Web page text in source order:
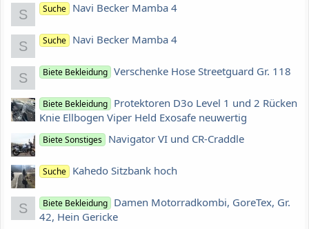
S Suche Navi Becker Mamba 4
S Suche Navi Becker Mamba 4
S Biete Bekleidung Verschenke Hose Streetguard Gr. 118
Biete Bekleidung Protektoren D3o Level 1 und 2 Rücken
Knie Ellbogen Viper Held Exosafe neuwertig
Biete Sonstiges Navigator VI und CR-Craddle
Suche Kahedo Sitzbank hoch
S Biete Bekleidung Damen Motorradkombi, GoreTex, Gr.
42, Hein Gericke